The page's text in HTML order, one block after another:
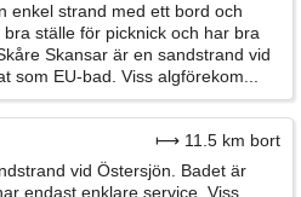
enkel strand med ett bord och
ställe för picknick och har bra
Skansar är en sandstrand vid
som EU-bad. Viss algförekom...
⟼ 11.5 km bort
vid Östersjön. Badet är
endast enklare service. Viss